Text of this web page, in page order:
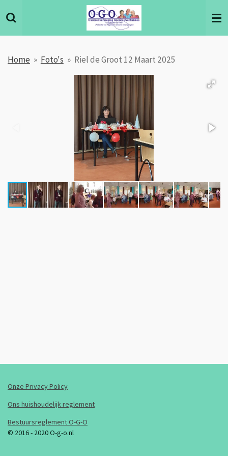
Ga
direct
naar
hoofdinhoud
Home » Foto's » Riel de Groot 12 Maart 2025
Onze Privacy Policy
Ons huishoudelijk reglement
Bestuursreglement O-G-O
© 2016 - 2020 O-g-o.nl